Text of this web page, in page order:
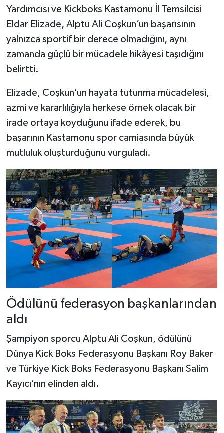
Yardımcısı ve Kickboks Kastamonu İl Temsilcisi
Eldar Elizade, Alptu Ali Coşkun’un başarısının
yalnızca sportif bir derece olmadığını, aynı
zamanda güçlü bir mücadele hikâyesi taşıdığını
belirtti.
Elizade, Coşkun’un hayata tutunma mücadelesi,
azmi ve kararlılığıyla herkese örnek olacak bir
irade ortaya koyduğunu ifade ederek, bu
başarının Kastamonu spor camiasında büyük
mutluluk oluşturduğunu vurguladı.
Ödülünü federasyon başkanlarından
aldı
Şampiyon sporcu Alptu Ali Coşkun, ödülünü
Dünya Kick Boks Federasyonu Başkanı Roy Baker
ve Türkiye Kick Boks Federasyonu Başkanı Salim
Kayıcı’nın elinden aldı.
Dünya Haberleri
Yerel Haberler
Haber Arşivi